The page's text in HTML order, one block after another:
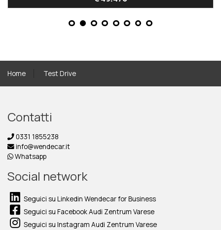
Home Test Drive
Contatti
0331 1855238
info@wendecar.it
Whatsapp
Social network
Seguici su Linkedin Wendecar for Business
Seguici su Facebook Audi Zentrum Varese
Seguici su Instagram Audi Zentrum Varese